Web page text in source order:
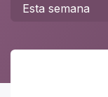
Esta semana